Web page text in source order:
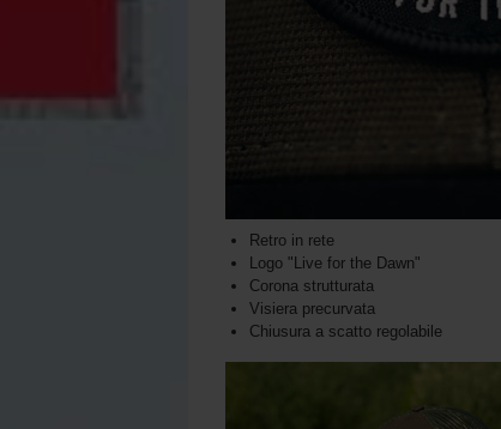
Retro in rete
Logo "Live for the Dawn"
Corona strutturata
Visiera precurvata
Chiusura a scatto regolabile